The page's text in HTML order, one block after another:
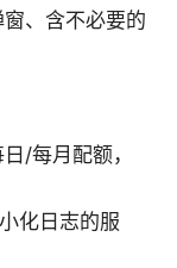
、含不必要的
/每月配额，
化日志的服